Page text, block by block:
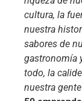
cultura, la
nuestra
sabores de
gastronomía
todo, la
nuestra